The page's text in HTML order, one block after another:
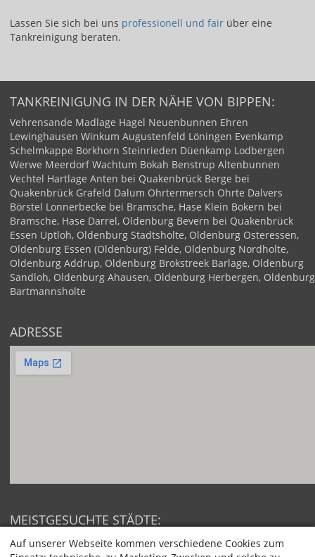
Lassen Sie sich bei uns ​ professionell und fair​ über eine
Tankreinigung beraten.
TANKREINIGUNG IN DER NÄHE VON BIPPEN:
Vehrensande Madlage Hagel Neuenbunnen Ehren
Lewinghausen Winkum Augustenfeld Löningen Evenkamp
Schelmkappe Borkhorn Steinrieden Düenkamp Lodbergen
Werwe Meerdorf Wachtum Bokah Benstrup Altenbunnen
Vechtel Hartlage Anten bei Quakenbrück Berge bei
Quakenbrück Grafeld Dalum Ohrtermersch Ohrte Dalvers
Börstel Lonnerbecke bei Bramsche, Hase Klein Bokern bei
Bramsche, Hase Darrel, Oldenburg Bevern bei Quakenbrück
Essen Uptloh, Oldenburg Stadtsholte, Oldenburg Osteressen,
Oldenburg Essen (Oldenburg) Felde, Oldenburg Nordholte,
Oldenburg Addrup, Oldenburg Brokstreek Barlage, Oldenburg
Sandloh, Oldenburg Ahausen, Oldenburg Herbergen, Oldenburg
Bartmannsholte
ADRESSE
MEISTGESUCHTE STÄDTE:
Berlin
Hamburg
Auf unserer Webseite kommen verschiedene Cookies zum